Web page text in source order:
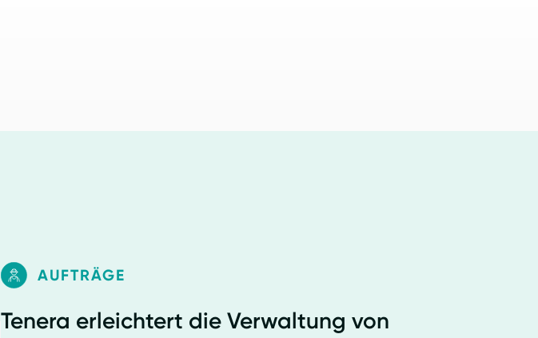
AUFTRÄGE
Tenera erleichtert die Verwaltung von